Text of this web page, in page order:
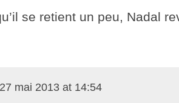
se retient un peu, Nadal
27 mai 2013 at 14:54